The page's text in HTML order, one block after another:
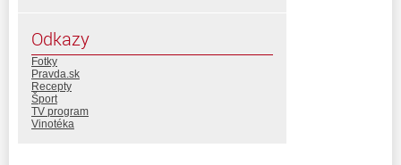
Odkazy
Fotky
Pravda.sk
Recepty
Šport
TV program
Vinotéka